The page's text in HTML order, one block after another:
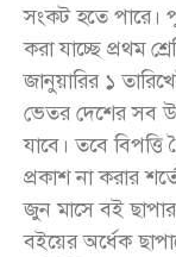
সংকট হতে পারে।
করা যাচ্ছে প্রথম
জানুয়ারির ১
ভেতর দেশের সব
যাবে। তবে
প্রকাশ না করার
জুন মাসে বই
বইয়ের অর্ধেক